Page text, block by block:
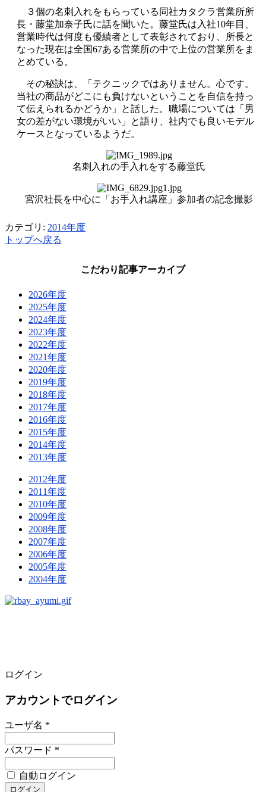
３個の名刺入れをもらっている同社カタクラ営業所所
長・藤堂加奈子氏に話を聞いた。藤堂氏は入社10年目、
営業時代は何度も優績者として表彰されており、所長と
なった現在は全国67ある営業所の中で上位の営業所をま
とめている。
その秘訣は、「テクニックではありません。心です。
当社の商品がどこにも負けないということを自信を持っ
て伝えられるかどうか」と話した。職場については「男
女の差がない環境がいい」と語り、社内でも良いモデル
ケースとなっているようだ。
名刺入れの手入れをする藤堂氏
宮沢社長を中心に「お手入れ講座」参加者の記念撮影
カテゴリ: 2014年度
トップへ戻る
こだわり記事アーカイブ
2026年度
2025年度
2024年度
2023年度
2022年度
2021年度
2020年度
2019年度
2018年度
2017年度
2016年度
2015年度
2014年度
2013年度
2012年度
2011年度
2010年度
2009年度
2008年度
2007年度
2006年度
2005年度
2004年度
ログイン
アカウントでログイン
ユーザ名 *
パスワード *
自動ログイン